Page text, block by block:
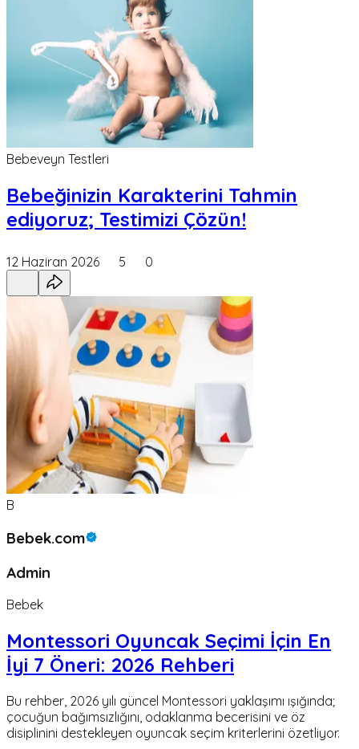
Bebeveyn Testleri
Bebeğinizin Karakterini Tahmin
ediyoruz; Testimizi Çözün!
12 Haziran 2026 5 0
B
Bebek.com
Admin
Bebek
Montessori Oyuncak Seçimi İçin En
İyi 7 Öneri: 2026 Rehberi
Bu rehber, 2026 yılı güncel Montessori yaklaşımı ışığında;
çocuğun bağımsızlığını, odaklanma becerisini ve öz
disiplinini destekleyen oyuncak seçim kriterlerini özetliyor.